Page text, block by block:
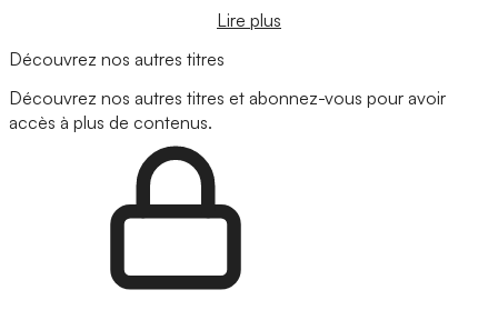
Lire plus
Découvrez nos autres titres
Découvrez nos autres titres et abonnez-vous pour avoir
accès à plus de contenus.